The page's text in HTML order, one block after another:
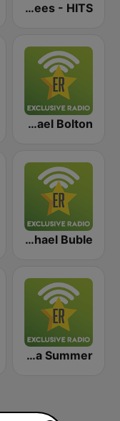
Exclusively Bee Gees - HITS
Exclusively Michael Bolton
Exclusively Michael Buble
Exclusively Donna Summer